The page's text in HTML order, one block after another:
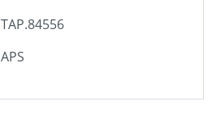
TAP.84556
APS